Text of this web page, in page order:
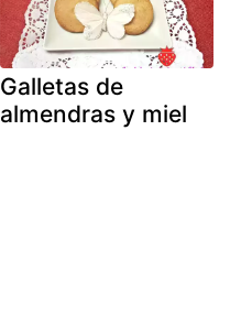
Galletas de
almendras y miel